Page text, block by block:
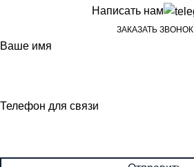
Написать нам
ЗАКАЗАТЬ ЗВОНОК
Ваше имя
Телефон для связи